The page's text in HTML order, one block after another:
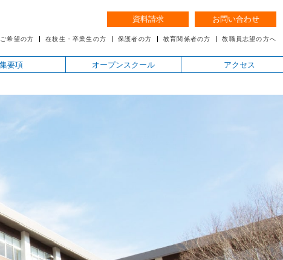
資料請求 お問い合わせ
希望の方 在校生・卒業生の方 保護者の方 教育関係者の方 教職員志望の方へ
要項 オープンスクール アクセス